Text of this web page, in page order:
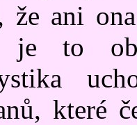
ani
to
které